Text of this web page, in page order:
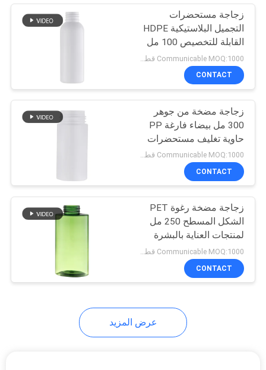
مضخة مطهر اليد
جالون
10
مضخة موزع الصابون
الرغوي
17
مضخة زيت بلاستيكية
زجاجة مستحضرات
التجميل البلاستيكية HDPE
القابلة للتخصيص 100 مل
للعناية بالبشرة والوجه
زجاجة خالية من الهواء
CONTACT
زجاجة مضخة من جوهر
300 مل بيضاء فارغة PP
حاوية تغليف مستحضرات
التجميل البلاستيكية
Communicable MOQ:1000 قطعة
CONTACT
زجاجة مضخة رغوة PET
الشكل المسطح 250 مل
لمنتجات العناية بالبشرة
المطهر اليد
Communicable MOQ:1000 قطعة
CONTACT
عرض المزيد